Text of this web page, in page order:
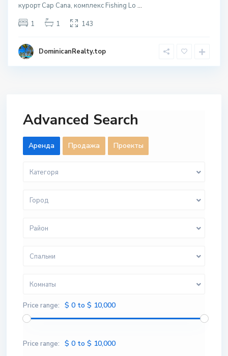
курорт Cap Cana, комплекс Fishing Lo ...
1
1 143
DominicanRealty.top
Advanced Search
Aренда Продажа Проекты
Категоря
Город
Район
Спальни
Комнаты
Price range: $ 0 to $ 10,000
Price range: $ 0 to $ 10,000